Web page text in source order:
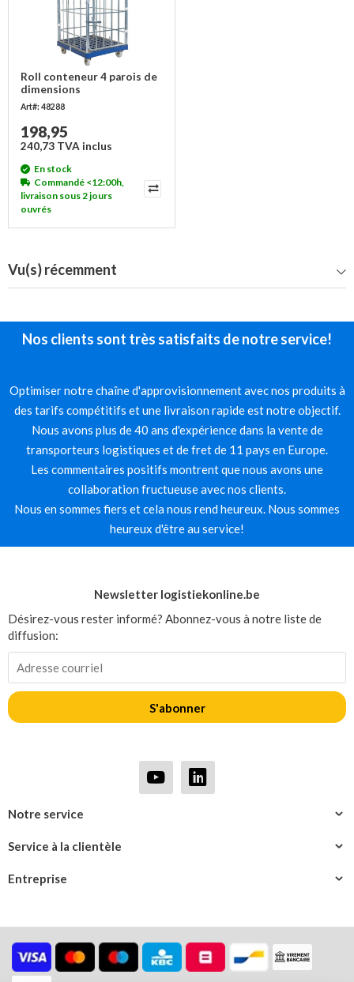
Roll conteneur 4 parois de
dimensions
810x720x1620mm
Art#: 48288
198,95
240,73 TVA inclus
En stock
Commandé <12:00h,
livraison sous 2 jours
ouvrés
Vu(s) récemment
Nos clients sont très satisfaits de notre service!
Optimiser notre chaîne d'approvisionnement avec nos produits à
des tarifs compétitifs et une livraison rapide est notre objectif.
Nous avons plus de 40 ans d'expérience dans la vente de
transporteurs logistiques et de fret de 11 pays en Europe.
Les commentaires positifs montrent que nous avons une
collaboration fructueuse avec nos clients.
Nous en sommes fiers et cela nous rend heureux. Nous sommes
heureux d'être au service!
Entreprise
Service à la clientèle
Notre service
Newsletter logistiekonline.be
Désirez-vous rester informé? Abonnez-vous à notre liste de
diffusion:
S'abonner